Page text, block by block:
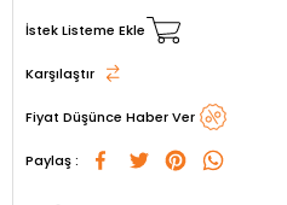
İstek Listeme Ekle
Karşılaştır
Fiyat Düşünce Haber Ver
Paylaş :